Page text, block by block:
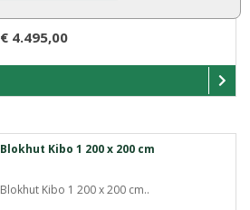
€ 4.495,00
Blokhut Kibo 1 200 x 200 cm
Blokhut Kibo 1 200 x 200 cm..